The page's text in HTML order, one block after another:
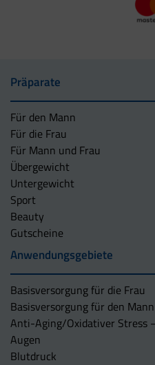
Präparate
Für den Mann
Für die Frau
Für Mann und Frau
Übergewicht
Untergewicht
Sport
Beauty
Gutscheine
Anwendungsgebiete
Basisversorgung für die Frau
Basisversorgung für den Mann
Anti-Aging/Oxidativer Stress
Augen
Blutdruck